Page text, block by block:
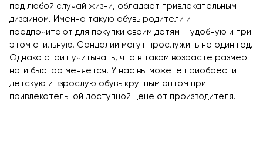
под любой случай жизни, обладает привлекательным
дизайном. Именно такую обувь родители и
предпочитают для покупки своим детям – удобную и при
этом стильную. Сандалии могут прослужить не один год.
Однако стоит учитывать, что в таком возрасте размер
ноги быстро меняется. У нас вы можете приобрести
детскую и взрослую обувь крупным оптом при
привлекательной доступной цене от производителя.